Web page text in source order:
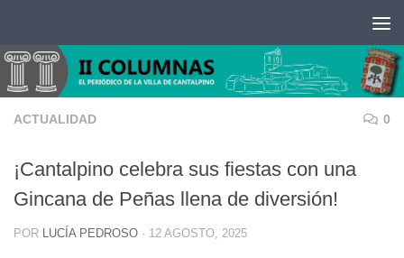
ACTUALIDAD 0
¡Cantalpino celebra sus fiestas con una
Gincana de Peñas llena de diversión!
POR LUCÍA PEDROSO · 12 AGOSTO, 2025